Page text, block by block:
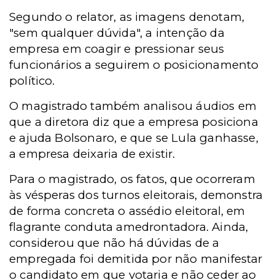
Segundo o relator, as imagens denotam,
"sem qualquer dúvida", a intenção da
empresa em coagir e pressionar seus
funcionários a seguirem o posicionamento
político.
O magistrado também analisou áudios em
que a diretora diz que a empresa posiciona
e ajuda Bolsonaro, e que se Lula ganhasse,
a empresa deixaria de existir.
Para o magistrado, os fatos, que ocorreram
às vésperas dos turnos eleitorais, demonstra
de forma concreta o assédio eleitoral, em
flagrante conduta amedrontadora. Ainda,
considerou que não há dúvidas de a
empregada foi demitida por não manifestar
o candidato em que votaria e não ceder ao